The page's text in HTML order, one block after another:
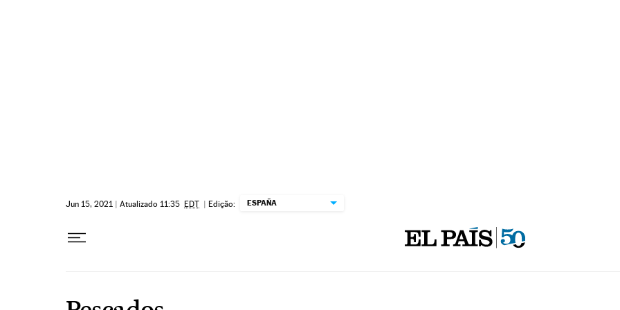
Jun 15, 2021 | Atualizado 11:35 EDT | Edição: ESPAÑA